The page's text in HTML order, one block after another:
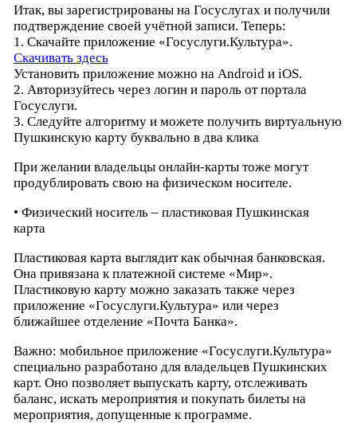
Итак, вы зарегистрированы на Госуслугах и получили
подтверждение своей учётной записи. Теперь:
1. Скачайте приложение «Госуслуги.Культура».
Скачивать здесь
Установить приложение можно на Android и iOS.
2. Авторизуйтесь через логин и пароль от портала
Госуслуги.
3. Следуйте алгоритму и можете получить виртуальную
Пушкинскую карту буквально в два клика
При желании владельцы онлайн-карты тоже могут
продублировать свою на физическом носителе.
• Физический носитель – пластиковая Пушкинская
карта
Пластиковая карта выглядит как обычная банковская.
Она привязана к платежной системе «Мир».
Пластиковую карту можно заказать также через
приложение «Госуслуги.Культура» или через
ближайшее отделение «Почта Банка».
Важно: мобильное приложение «Госуслуги.Культура»
специально разработано для владельцев Пушкинских
карт. Оно позволяет выпускать карту, отслеживать
баланс, искать мероприятия и покупать билеты на
мероприятия, допущенные к программе.